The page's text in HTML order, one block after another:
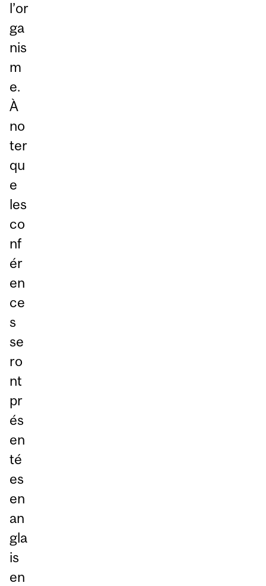
l’or
ga
nis
m
e.
À
no
ter
qu
e
les
co
nf
ér
en
ce
s
se
ro
nt
pr
és
en
té
es
en
an
gla
is
en